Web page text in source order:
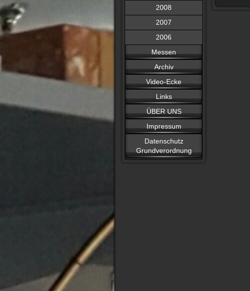
2008
2007
2006
Messen
Archiv
Video-Ecke
Links
ÜBER UNS
Impressum
Datenschutz
Grundverordnung